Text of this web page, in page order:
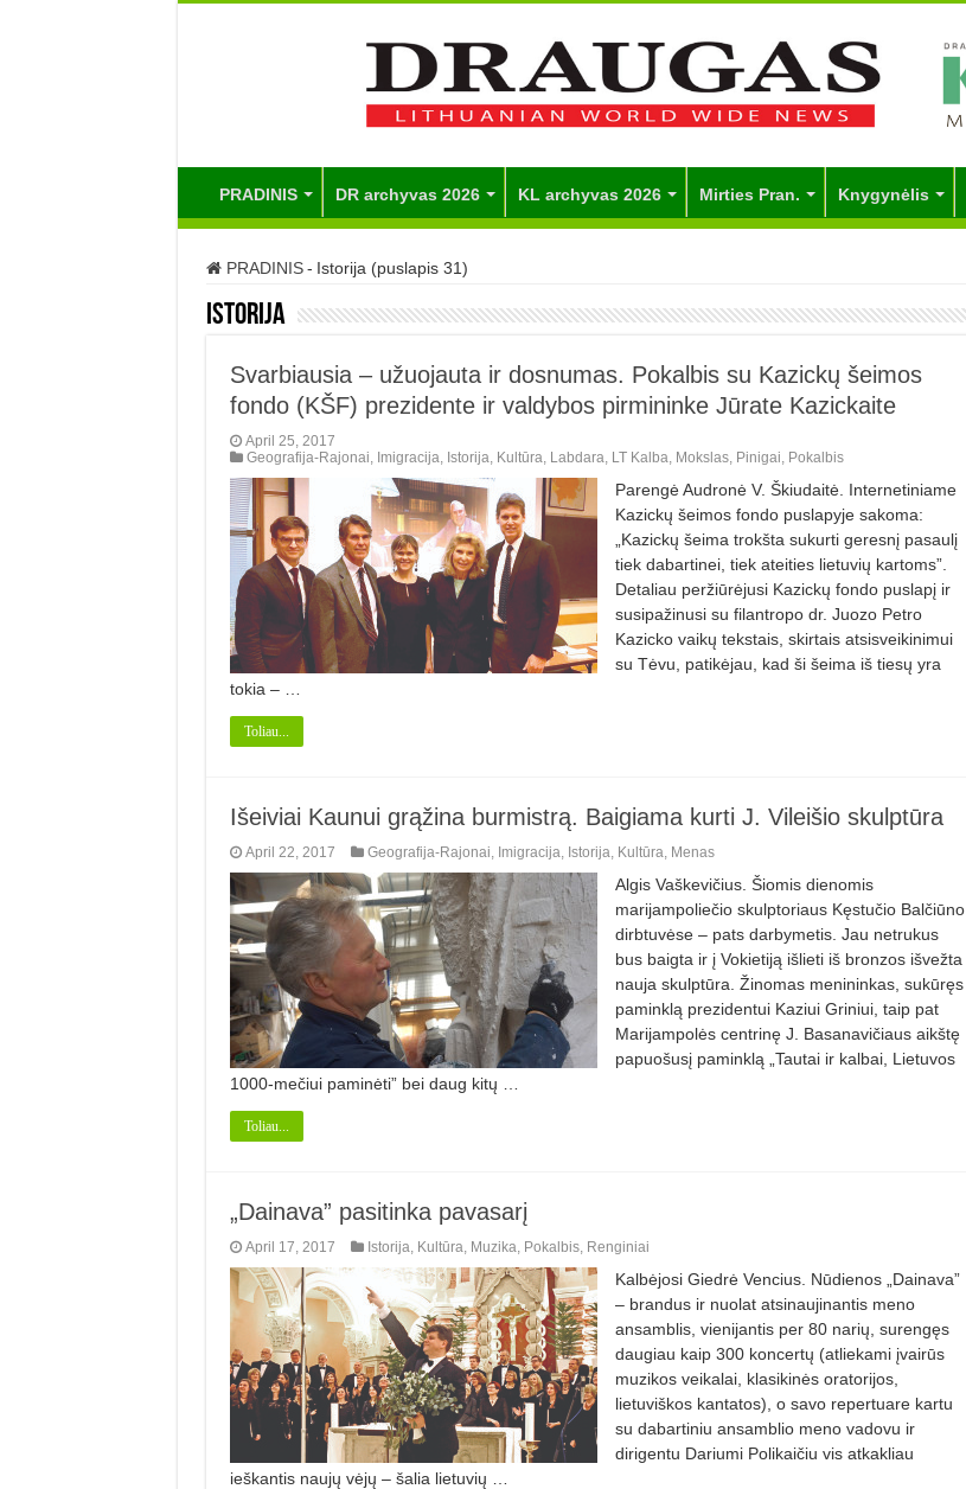
PRADINIS DR archyvas 2026 KL archyvas 2026 Mirties Pran. Knygynėlis
PRADINIS - Istorija (puslapis 31)
Istorija
Svarbiausia – užuojauta ir dosnumas. Pokalbis su Kazickų šeimos
fondo (KŠF) prezidente ir valdybos pirmininke Jūrate Kazickaite
April 25, 2017
Geografija-Rajonai Imigracija Istorija Kultūra Labdara LT Kalba Mokslas, Pinigai Pokalbis
Parengė Audronė V. Škiudaitė. Internetiniame
Kazickų šeimos fondo puslapyje sakoma:
„Kazickų šeima trokšta sukurti geresnį pasaulį
tiek dabartinei, tiek ateities lietuvių kartoms”.
Detaliau peržiūrėjusi Kazickų fondo puslapį ir
susipažinusi su filantropo dr. Juozo Petro
Kazicko vaikų tekstais, skirtais atsisveikinimui
su Tėvu, patikėjau, kad ši šeima iš tiesų yra
tokia – …
Toliau...
Išeiviai Kaunui grąžina burmistrą. Baigiama kurti J. Vileišio skulptūra
April 22, 2017 Geografija-Rajonai Imigracija Istorija Kultūra Menas
Algis Vaškevičius. Šiomis dienomis
marijampoliečio skulptoriaus Kęstučio Balčiūno
dirbtuvėse – pats darbymetis. Jau netrukus
bus baigta ir į Vokietiją išlieti iš bronzos išvežta
nauja skulptūra. Žinomas menininkas, sukūręs
paminklą prezidentui Kaziui Griniui, taip pat
Marijampolės centrinę J. Basanavičiaus aikštę
papuošusį paminklą „Tautai ir kalbai, Lietuvos
1000-mečiui paminėti” bei daug kitų …
Toliau...
„Dainava” pasitinka pavasarį
April 17, 2017 Istorija Kultūra Muzika Pokalbis, Renginiai
Kalbėjosi Giedrė Vencius. Nūdienos „Dainava”
– brandus ir nuolat atsinaujinantis meno
ansamblis, vienijantis per 80 narių, surengęs
daugiau kaip 300 koncertų (atliekami įvairūs
muzikos veikalai, klasikinės oratorijos,
lietuviškos kantatos), o savo repertuare kartu
su dabartiniu ansamblio meno vadovu ir
dirigentu Dariumi Polikaičiu vis atkakliau
ieškantis naujų vėjų – šalia lietuvių …